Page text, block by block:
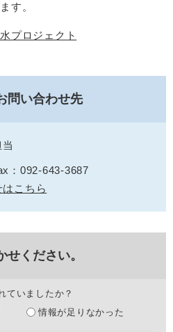
す。
プロジェクト
問い合わせ先
：092-643-3687
こちら
ください。
ていましたか？
情報が足りなかった